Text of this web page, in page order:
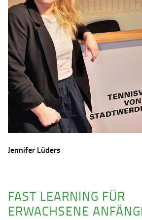
Jennifer Lüders
FAST LEARNING FÜR
ERWACHSENE